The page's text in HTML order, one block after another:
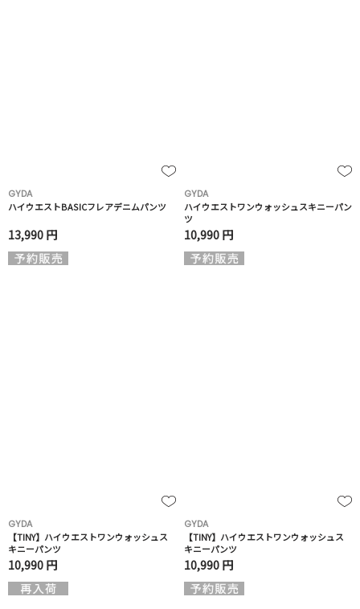
GYDA
ハイウエストBASICフレアデニムパンツ
13,990 円
GYDA
ハイウエストワンウォッシュスキニーパン
ツ
10,990 円
GYDA
【TINY】ハイウエストワンウォッシュス
キニーパンツ
10,990 円
GYDA
【TINY】ハイウエストワンウォッシュス
キニーパンツ
10,990 円